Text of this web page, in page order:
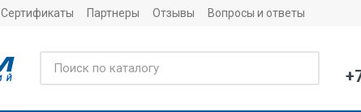
Сертификаты Партнеры Отзывы Вопросы и ответы